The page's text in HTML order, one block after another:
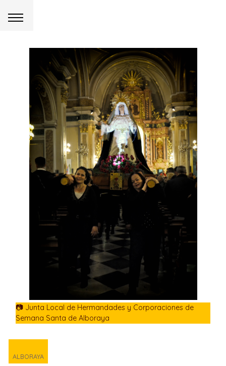
📷 Junta Local de Hermandades y Corporaciones de
Semana Santa de Alboraya
ALBORAYA